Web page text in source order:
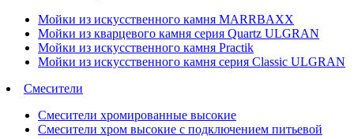
Мойки из искусственного камня MARRBAXX
Мойки из кварцевого камня серия Quartz ULGRAN
Мойки из искусственного камня Practik
Мойки из искусственного камня серия Classic ULGRAN
Смесители
Смесители хромированные высокие
Смесители хром высокие с подключением питьевой